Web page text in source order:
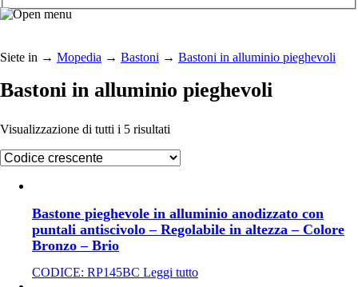
Siete in → Mopedia → Bastoni → Bastoni in alluminio pieghevoli
Bastoni in alluminio pieghevoli
Visualizzazione di tutti i 5 risultati
Bastone pieghevole in alluminio anodizzato con
puntali antiscivolo – Regolabile in altezza – Colore
Bronzo – Brio
CODICE: RP145BC Leggi tutto